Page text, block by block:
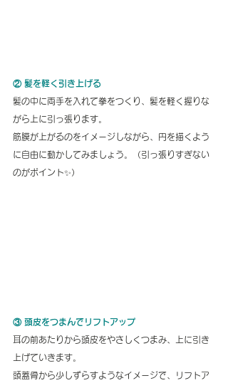
② 髪を軽く引き上げる
髪の中に両手を入れて拳をつくり、髪を軽く握りな
がら上に引っ張ります。
筋膜が上がるのをイメージしながら、円を描くよう
に自由に動かしてみましょう。（引っ張りすぎない
のがポイント✨）
③ 頭皮をつまんでリフトアップ
耳の前あたりから頭皮をやさしくつまみ、上に引き
上げていきます。
頭蓋骨から少しずらすようなイメージで、リフトア